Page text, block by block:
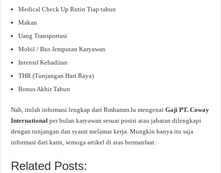
Medical Check Up Rutin Tiap tahun
Makan
Uang Transportasi
Mobil / Bus Jemputan Karyawan
Intensif Kehadiran
THR (Tunjangan Hari Raya)
Bonus Akhir Tahun
Nah, itulah informasi lengkap dari Rmhamm.lu mengenaiGaji PT. Coway
Internationalper bulan karyawan sesuai posisi atau jabatan dilengkapi
dengan tunjangan dan syarat melamar kerja. Mungkin hanya itu saja
informasi dari kami, semoga artikel di atas bermanfaat.
Related Posts: